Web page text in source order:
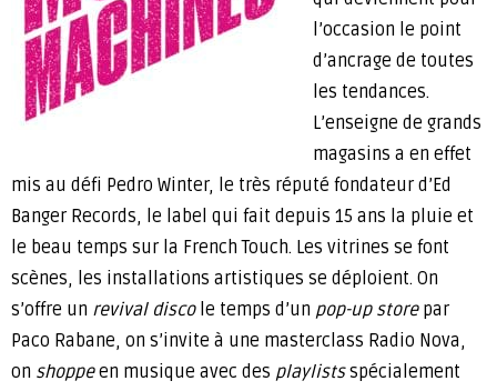
l’occasion le point
d’ancrage de toutes
les tendances.
L’enseigne de grands
magasins a en effet
mis au défi Pedro Winter, le très réputé fondateur d’Ed
Banger Records, le label qui fait depuis 15 ans la pluie et
le beau temps sur la French Touch. Les vitrines se font
scènes, les installations artistiques se déploient. On
s’offre un revival disco le temps d’un pop-up store par
Paco Rabane, on s’invite à une masterclass Radio Nova,
on shoppeen musique avec des playlistsspécialement